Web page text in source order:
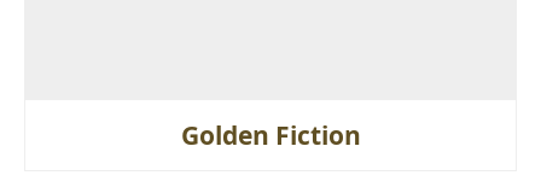
Golden Fiction